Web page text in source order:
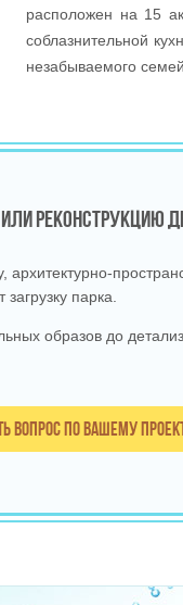
расположен на 15
соблазнительной
незабываемого
ИЛИ РЕКОНСТРУКЦИЮ
парка.
образов до
вопрос по вашему